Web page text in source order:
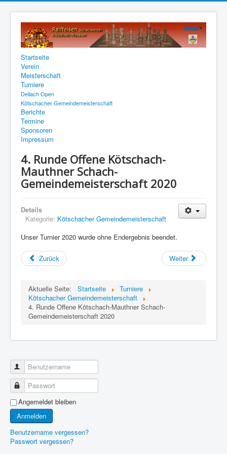
Startseite
Verein
Meisterschaft
Turniere
Dellach Open
Kötschacher Gemeindemeisterschaft
Berichte
Termine
Sponsoren
Impressum
4. Runde Offene Kötschach-
Mauthner Schach-
Gemeindemeisterschaft 2020
Details
Kategorie: Kötschacher Gemeindemeisterschaft
Unser Turnier 2020 wurde ohne Endergebnis beendet.
Zurück Weiter
Aktuelle Seite: Startseite
Turniere
Kötschacher Gemeindemeisterschaft
4. Runde Offene Kötschach-Mauthner Schach-
Gemeindemeisterschaft 2020
Benutzername
Passwort
Angemeldet bleiben
Anmelden
Benutzername vergessen?
Passwort vergessen?